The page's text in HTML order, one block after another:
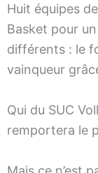
Huit équipes
Basket pour
différents : le
vainqueur
Qui du SUC
remportera le